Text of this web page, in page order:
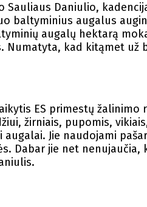
Daniulio,
baltyminius augalus
augalų hektarą
Numatyta, kad kitąmet
ES primestų žalinimo
žirniais, pupomis,
Jie naudojami
Dabar jie net